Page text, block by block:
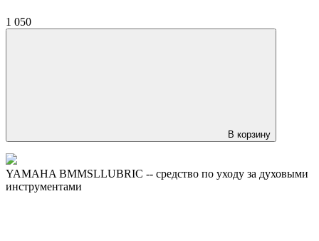
1 050
В корзину
YAMAHA BMMSLLUBRIC -- средство по уходу за духовыми
инструментами